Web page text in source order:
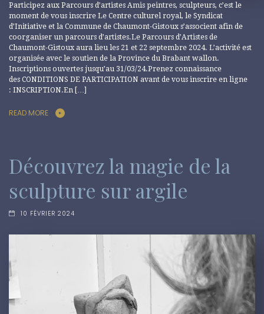
Participez aux Parcours d’artistes Amis peintres, sculpteurs, c’est le
moment de vous inscrire Le Centre culturel royal, le Syndicat
d’Initiative et la Commune de Chaumont-Gistoux s’associent afin de
coorganiser un parcours d’artistes.Le Parcours d’Artistes de
Chaumont-Gistoux aura lieu les 21 et 22 septembre 2024. L’activité est
organisée avec le soutien de la Province du Brabant wallon.
Inscriptions ouvertes jusqu’au 31/03/24.Prenez connaissance
des CONDITIONS DE PARTICIPATION avant de vous inscrire en ligne
: INSCRIPTION.En […]
READ MORE
Découvrez la magie de la
sculpture sur argile
10 FÉVRIER 2024